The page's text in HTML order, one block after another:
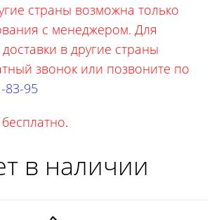
страны возможна только
с менеджером. Для
в другие страны
звонок или позвоните по
83-95
бесплатно.
в наличии